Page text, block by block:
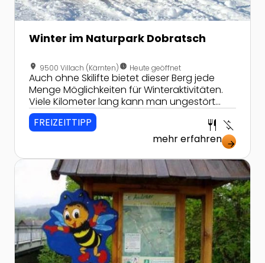
Winter im Naturpark Dobratsch
location_on 9500 Villach (Kärnten)nest_clock_farsight_analog Heute geöffnet
Auch ohne Skilifte bietet dieser Berg jede
Menge Möglichkeiten für Winteraktivitäten.
Viele Kilometer lang kann man ungestört
dem Langlaufen fröhnen, sich mit
Schneeschuhen auf zum Gipfel machen
oder mit der Rodel von dort herunterflitzen.
FREIZEITTIPP restaurant money_off
mehr erfahren arrow_forward
Zur Detailseite von Bienenlehrpfad St. Andrä